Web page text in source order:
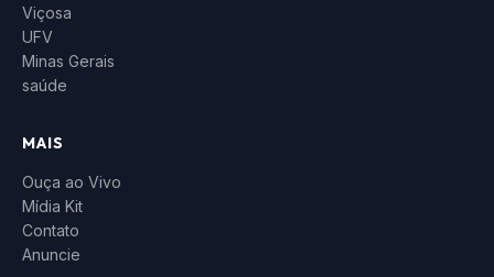
Viçosa
UFV
Minas Gerais
saúde
MAIS
Ouça ao Vivo
Mídia Kit
Contato
Anuncie